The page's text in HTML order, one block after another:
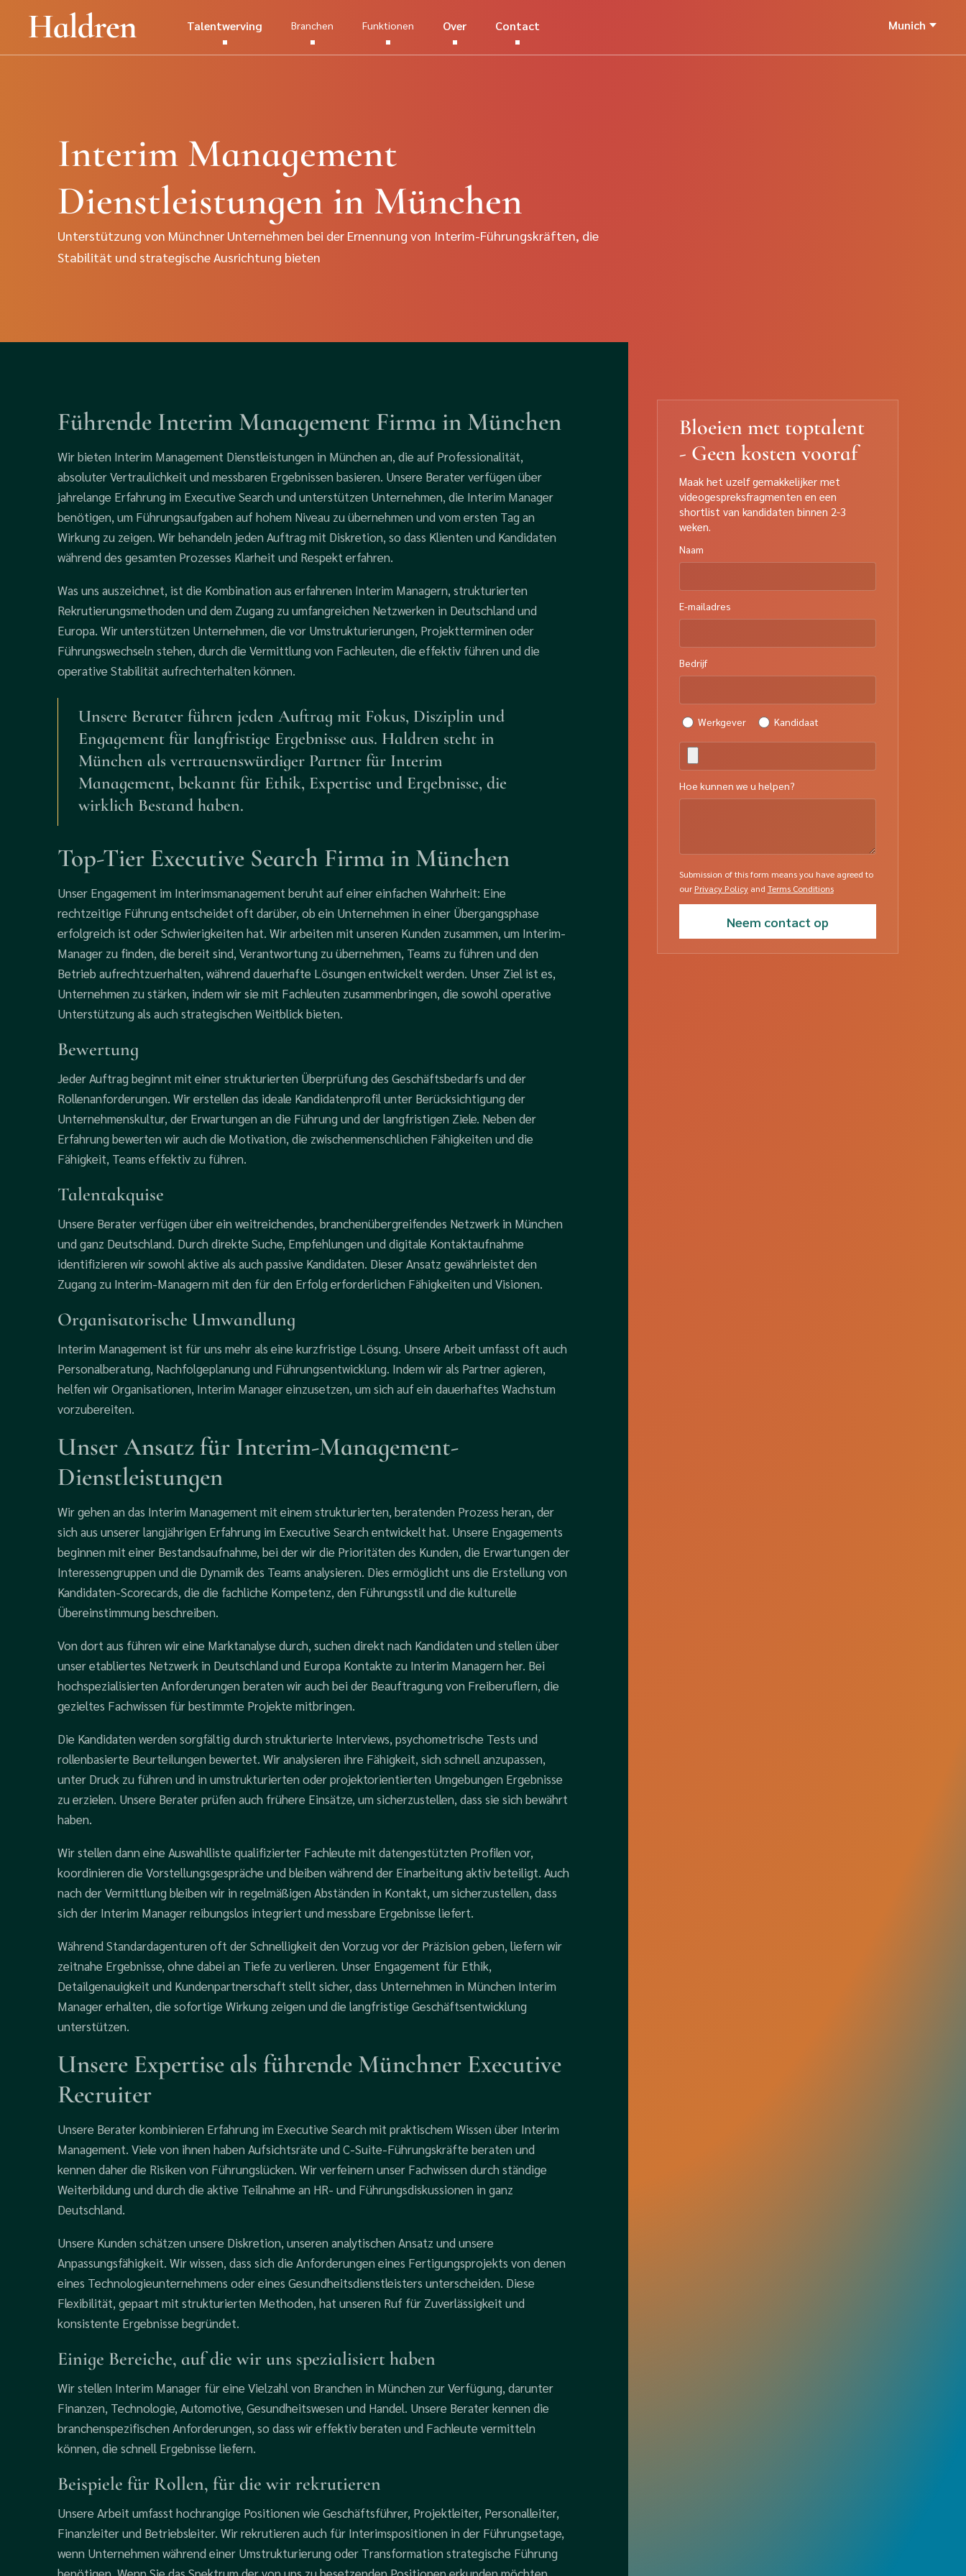
Talentwerving Branchen Funktionen Over Contact Munich
Interim Management
Dienstleistungen in München
Unterstützung von Münchner Unternehmen bei der Ernennung von Interim-Führungskräften, die
Stabilität und strategische Ausrichtung bieten
Führende Interim Management Firma in München
Wir bieten Interim Management Dienstleistungen in München an, die auf Professionalität,
absoluter Vertraulichkeit und messbaren Ergebnissen basieren. Unsere Berater verfügen über
jahrelange Erfahrung im Executive Search und unterstützen Unternehmen, die Interim Manager
benötigen, um Führungsaufgaben auf hohem Niveau zu übernehmen und vom ersten Tag an
Wirkung zu zeigen. Wir behandeln jeden Auftrag mit Diskretion, so dass Klienten und Kandidaten
während des gesamten Prozesses Klarheit und Respekt erfahren.
Was uns auszeichnet, ist die Kombination aus erfahrenen Interim Managern, strukturierten
Rekrutierungsmethoden und dem Zugang zu umfangreichen Netzwerken in Deutschland und
Europa. Wir unterstützen Unternehmen, die vor Umstrukturierungen, Projektterminen oder
Führungswechseln stehen, durch die Vermittlung von Fachleuten, die effektiv führen und die
operative Stabilität aufrechterhalten können.
Unsere Berater führen jeden Auftrag mit Fokus, Disziplin und
Engagement für langfristige Ergebnisse aus. Haldren steht in
München als vertrauenswürdiger Partner für Interim
Management, bekannt für Ethik, Expertise und Ergebnisse, die
wirklich Bestand haben.
Top-Tier Executive Search Firma in München
Unser Engagement im Interimsmanagement beruht auf einer einfachen Wahrheit: Eine
rechtzeitige Führung entscheidet oft darüber, ob ein Unternehmen in einer Übergangsphase
erfolgreich ist oder Schwierigkeiten hat. Wir arbeiten mit unseren Kunden zusammen, um Interim-
Manager zu finden, die bereit sind, Verantwortung zu übernehmen, Teams zu führen und den
Betrieb aufrechtzuerhalten, während dauerhafte Lösungen entwickelt werden. Unser Ziel ist es,
Unternehmen zu stärken, indem wir sie mit Fachleuten zusammenbringen, die sowohl operative
Unterstützung als auch strategischen Weitblick bieten.
Bewertung
Jeder Auftrag beginnt mit einer strukturierten Überprüfung des Geschäftsbedarfs und der
Rollenanforderungen. Wir erstellen das ideale Kandidatenprofil unter Berücksichtigung der
Unternehmenskultur, der Erwartungen an die Führung und der langfristigen Ziele. Neben der
Erfahrung bewerten wir auch die Motivation, die zwischenmenschlichen Fähigkeiten und die
Fähigkeit, Teams effektiv zu führen.
Talentakquise
Unsere Berater verfügen über ein weitreichendes, branchenübergreifendes Netzwerk in München
und ganz Deutschland. Durch direkte Suche, Empfehlungen und digitale Kontaktaufnahme
identifizieren wir sowohl aktive als auch passive Kandidaten. Dieser Ansatz gewährleistet den
Zugang zu Interim-Managern mit den für den Erfolg erforderlichen Fähigkeiten und Visionen.
Organisatorische Umwandlung
Interim Management ist für uns mehr als eine kurzfristige Lösung. Unsere Arbeit umfasst oft auch
Personalberatung, Nachfolgeplanung und Führungsentwicklung. Indem wir als Partner agieren,
helfen wir Organisationen, Interim Manager einzusetzen, um sich auf ein dauerhaftes Wachstum
vorzubereiten.
Unser Ansatz für Interim-Management-
Dienstleistungen
Wir gehen an das Interim Management mit einem strukturierten, beratenden Prozess heran, der
sich aus unserer langjährigen Erfahrung im Executive Search entwickelt hat. Unsere Engagements
beginnen mit einer Bestandsaufnahme, bei der wir die Prioritäten des Kunden, die Erwartungen der
Interessengruppen und die Dynamik des Teams analysieren. Dies ermöglicht uns die Erstellung von
Kandidaten-Scorecards, die die fachliche Kompetenz, den Führungsstil und die kulturelle
Übereinstimmung beschreiben.
Von dort aus führen wir eine Marktanalyse durch, suchen direkt nach Kandidaten und stellen über
unser etabliertes Netzwerk in Deutschland und Europa Kontakte zu Interim Managern her. Bei
hochspezialisierten Anforderungen beraten wir auch bei der Beauftragung von Freiberuflern, die
gezieltes Fachwissen für bestimmte Projekte mitbringen.
Die Kandidaten werden sorgfältig durch strukturierte Interviews, psychometrische Tests und
rollenbasierte Beurteilungen bewertet. Wir analysieren ihre Fähigkeit, sich schnell anzupassen,
unter Druck zu führen und in umstrukturierten oder projektorientierten Umgebungen Ergebnisse
zu erzielen. Unsere Berater prüfen auch frühere Einsätze, um sicherzustellen, dass sie sich bewährt
haben.
Wir stellen dann eine Auswahlliste qualifizierter Fachleute mit datengestützten Profilen vor,
koordinieren die Vorstellungsgespräche und bleiben während der Einarbeitung aktiv beteiligt. Auch
nach der Vermittlung bleiben wir in regelmäßigen Abständen in Kontakt, um sicherzustellen, dass
sich der Interim Manager reibungslos integriert und messbare Ergebnisse liefert.
Während Standardagenturen oft der Schnelligkeit den Vorzug vor der Präzision geben, liefern wir
zeitnahe Ergebnisse, ohne dabei an Tiefe zu verlieren. Unser Engagement für Ethik,
Detailgenauigkeit und Kundenpartnerschaft stellt sicher, dass Unternehmen in München Interim
Manager erhalten, die sofortige Wirkung zeigen und die langfristige Geschäftsentwicklung
unterstützen.
Unsere Expertise als führende Münchner Executive
Recruiter
Unsere Berater kombinieren Erfahrung im Executive Search mit praktischem Wissen über Interim
Management. Viele von ihnen haben Aufsichtsräte und C-Suite-Führungskräfte beraten und
kennen daher die Risiken von Führungslücken. Wir verfeinern unser Fachwissen durch ständige
Weiterbildung und durch die aktive Teilnahme an HR- und Führungsdiskussionen in ganz
Deutschland.
Unsere Kunden schätzen unsere Diskretion, unseren analytischen Ansatz und unsere
Anpassungsfähigkeit. Wir wissen, dass sich die Anforderungen eines Fertigungsprojekts von denen
eines Technologieunternehmens oder eines Gesundheitsdienstleisters unterscheiden. Diese
Flexibilität, gepaart mit strukturierten Methoden, hat unseren Ruf für Zuverlässigkeit und
konsistente Ergebnisse begründet.
Einige Bereiche, auf die wir uns spezialisiert haben
Wir stellen Interim Manager für eine Vielzahl von Branchen in München zur Verfügung, darunter
Finanzen, Technologie, Automotive, Gesundheitswesen und Handel. Unsere Berater kennen die
branchenspezifischen Anforderungen, so dass wir effektiv beraten und Fachleute vermitteln
können, die schnell Ergebnisse liefern.
Beispiele für Rollen, für die wir rekrutieren
Unsere Arbeit umfasst hochrangige Positionen wie Geschäftsführer, Projektleiter, Personalleiter,
Finanzleiter und Betriebsleiter. Wir rekrutieren auch für Interimspositionen in der Führungsetage,
wenn Unternehmen während einer Umstrukturierung oder Transformation strategische Führung
Bloeien met toptalent
- Geen kosten vooraf
Maak het uzelf gemakkelijker met
videogespreksfragmenten en een
shortlist van kandidaten binnen 2-3
weken.
Naam
E-mailadres
Bedrijf
Werkgever Kandidaat
Hoe kunnen we u helpen?
Submission of this form means you have agreed to
our Privacy Policyand Terms Conditions